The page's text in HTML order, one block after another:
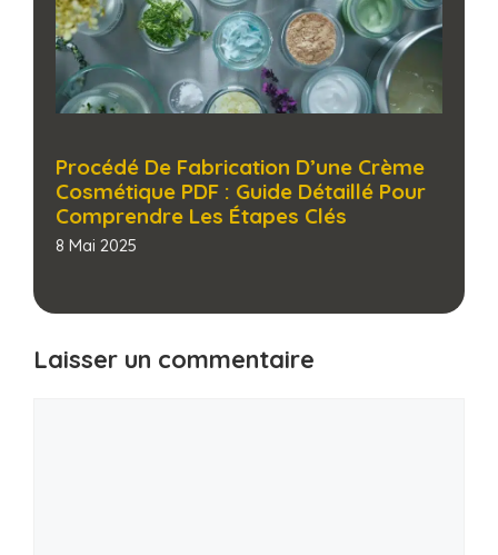
Procédé De Fabrication D’une Crème
Cosmétique PDF : Guide Détaillé Pour
Comprendre Les Étapes Clés​
8 Mai 2025
Laisser un commentaire